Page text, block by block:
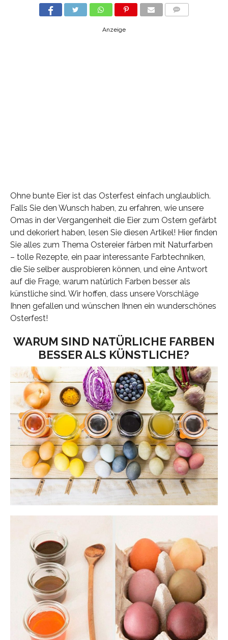
Anzeige
Ohne bunte Eier ist das Osterfest einfach unglaublich.
Falls Sie den Wunsch haben, zu erfahren, wie unsere
Omas in der Vergangenheit die Eier zum Ostern gefärbt
und dekoriert haben, lesen Sie diesen Artikel! Hier finden
Sie alles zum Thema Ostereier färben mit Naturfarben
– tolle Rezepte, ein paar interessante Farbtechniken,
die Sie selber ausprobieren können, und eine Antwort
auf die Frage, warum natürlich Farben besser als
künstliche sind. Wir hoffen, dass unsere Vorschläge
Ihnen gefallen und wünschen Ihnen ein wunderschönes
Osterfest!
WARUM SIND NATÜRLICHE FARBEN
BESSER ALS KÜNSTLICHE?